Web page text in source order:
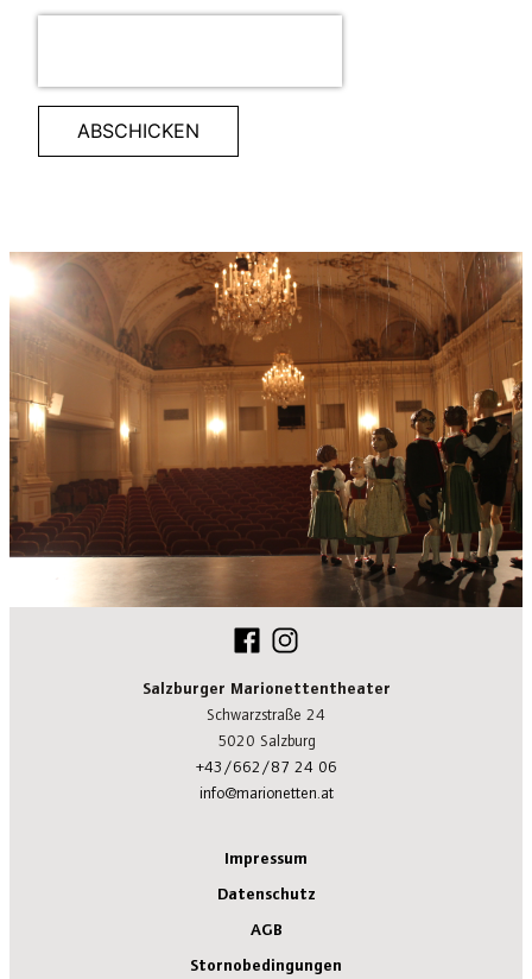
ABSCHICKEN
Salzburger Marionettentheater
Schwarzstraße 24
5020 Salzburg
+43/662/87 24 06
info@marionetten.at
Impressum
Datenschutz
AGB
Stornobedingungen